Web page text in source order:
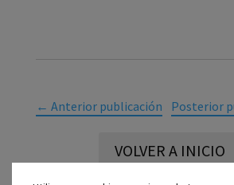
← Anterior publicación Posterior
VOLVER A INICIO